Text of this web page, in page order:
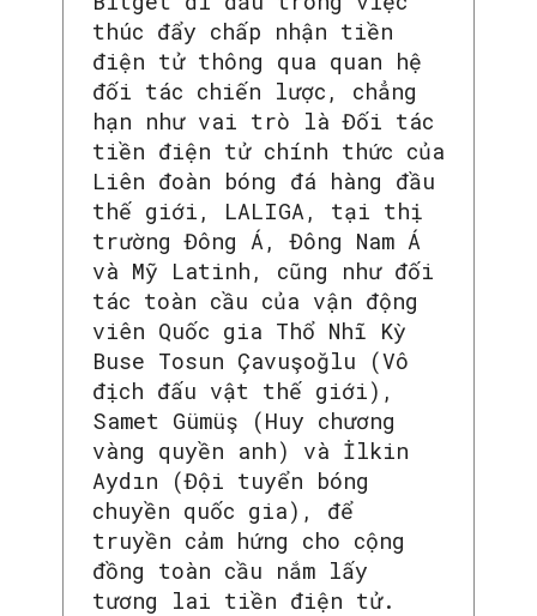
thúc đẩy chấp nhận tiền
điện tử thông qua quan hệ
đối tác chiến lược, chẳng
hạn như vai trò là Đối tác
tiền điện tử chính thức của
Liên đoàn bóng đá hàng đầu
thế giới, LALIGA, tại thị
trường Đông Á, Đông Nam Á
và Mỹ Latinh, cũng như đối
tác toàn cầu của vận động
viên Quốc gia Thổ Nhĩ Kỳ
Buse Tosun Çavuşoğlu (Vô
địch đấu vật thế giới),
Samet Gümüş (Huy chương
vàng quyền anh) và İlkin
Aydın (Đội tuyển bóng
chuyền quốc gia), để
truyền cảm hứng cho cộng
đồng toàn cầu nắm lấy
tương lai tiền điện tử.